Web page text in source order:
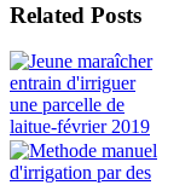
Related Posts